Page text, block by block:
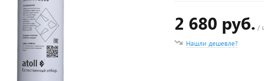
2 680 руб. /
Нашли дешевле?